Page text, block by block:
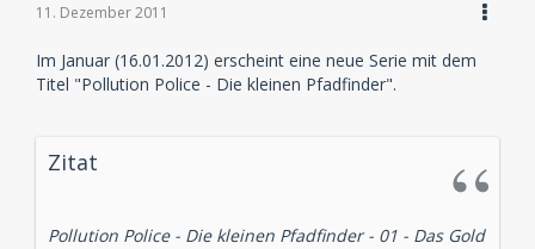
11. Dezember 2011
Im Januar (16.01.2012) erscheint eine neue Serie mit dem
Titel "Pollution Police - Die kleinen Pfadfinder".
Zitat
Pollution Police - Die kleinen Pfadfinder - 01 - Das Gold